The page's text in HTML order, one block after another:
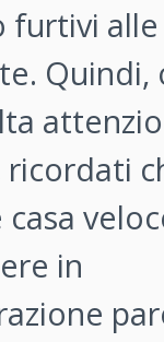
furtivi alle
Quindi,
in